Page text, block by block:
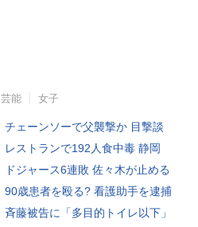
芸能 女子
チェーンソーで父襲撃か 目撃談
レストランで192人食中毒 静岡
ドジャース6連敗 佐々木が止める
90歳患者を殴る? 看護助手を逮捕
斉藤被告に「多目的トイレ以下」